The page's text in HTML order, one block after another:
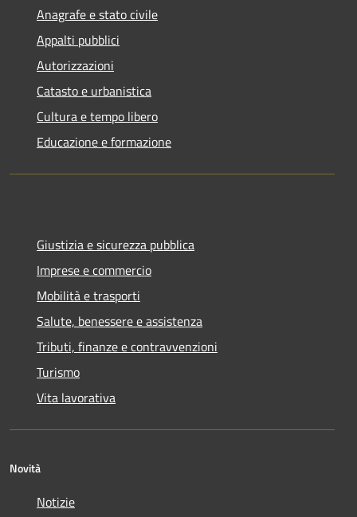
Anagrafe e stato civile
Appalti pubblici
Autorizzazioni
Catasto e urbanistica
Cultura e tempo libero
Educazione e formazione
Giustizia e sicurezza pubblica
Imprese e commercio
Mobilità e trasporti
Salute, benessere e assistenza
Tributi, finanze e contravvenzioni
Turismo
Vita lavorativa
Novità
Notizie